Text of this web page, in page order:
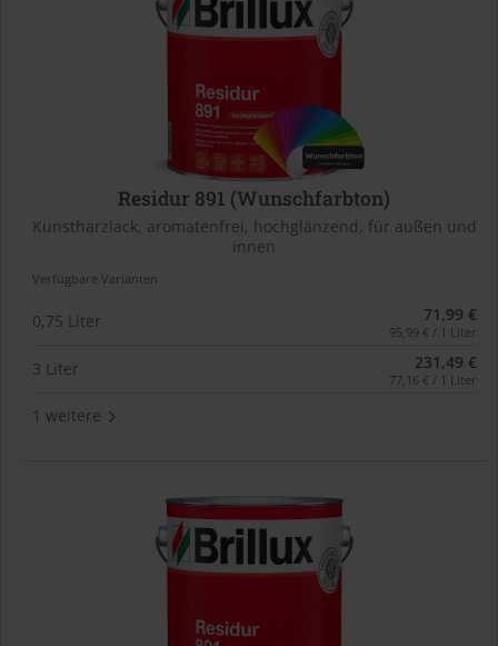
Residur 891 (Wunschfarbton)
Kunstharzlack, aromatenfrei, hochglänzend, für außen und
innen
Verfügbare Varianten
0,75 Liter 71,99 €
95,99 € / 1 Liter
3 Liter 231,49 €
77,16 € / 1 Liter
1 weitere